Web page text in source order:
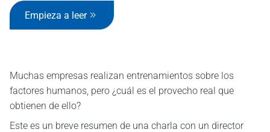
Empieza a leer
Muchas empresas realizan entrenamientos sobre los
factores humanos, pero ¿cuál es el provecho real que
obtienen de ello?
Este es un breve resumen de una charla con un director